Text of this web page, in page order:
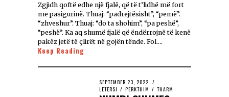
Zgjidh qoftë edhe një fjalë, që të t’lidhë më fort
me pasigurinë. Thuaj: “padrejtësisht”, “pemë”.
“zhveshur”. Thuaj: “do ta shohim”, “pa peshë”,
“peshë”. Ka aq shumë fjalë që ëndërrojnë të kenë
pakëz jetë të çlirët në gojën tënde. Fol.…
Keep Reading
SEPTEMBER 23, 2022
LETËRSI / PËRKTHIM / THARM